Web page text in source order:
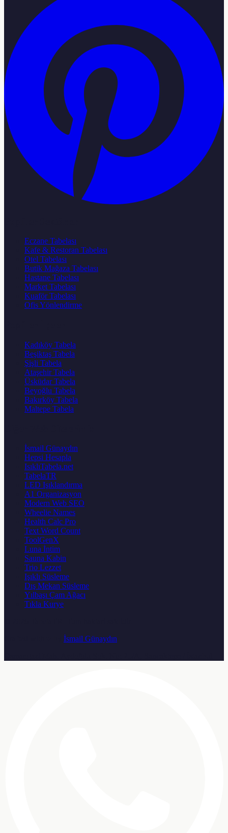
Eczane Tabelası
Kafe & Restoran Tabelası
Otel Tabelası
Butik Mağaza Tabelası
Hastane Tabelası
Market Tabelası
Kuaför Tabelası
Ofis Yönlendirme
Kadıköy Tabela
Beşiktaş Tabela
Şişli Tabela
Ataşehir Tabela
Üsküdar Tabela
Beyoğlu Tabela
Bakırköy Tabela
Maltepe Tabela
İsmail Günaydın
Hepsi Hesapla
IsıklıTabela.net
TabelaTR
LED Işıklandırma
A1 Organizasyon
Modern Web SEO
Wheelie Names
Health Calc Pro
Text Word Count
ToolGenX
Luna İntim
Sauna Kabin
Trio Lezzet
Işıklı Süsleme
Dış Mekan Süsleme
Yılbaşı Çam Ağacı
Tıkla Kurye
İsmail Günaydın